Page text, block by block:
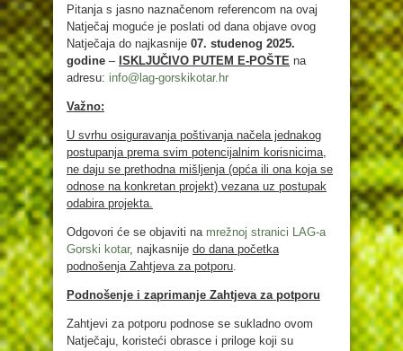
Pitanja s jasno naznačenom referencom na ovaj
Natječaj moguće je poslati od dana objave ovog
Natječaja do najkasnije 07. studenog 2025.
godine – ISKLJUČIVO PUTEM E-POŠTE na
adresu: info@lag-gorskikotar.hr
Važno:
U svrhu osiguravanja poštivanja načela jednakog
postupanja prema svim potencijalnim korisnicima,
ne daju se prethodna mišljenja (opća ili ona koja se
odnose na konkretan projekt) vezana uz postupak
odabira projekta.
Odgovori će se objaviti na mrežnoj stranici LAG-a
Gorski kotar, najkasnije do dana početka
podnošenja Zahtjeva za potporu.
Podnošenje i zaprimanje Zahtjeva za potporu
Zahtjevi za potporu podnose se sukladno ovom
Natječaju, koristeći obrasce i priloge koji su